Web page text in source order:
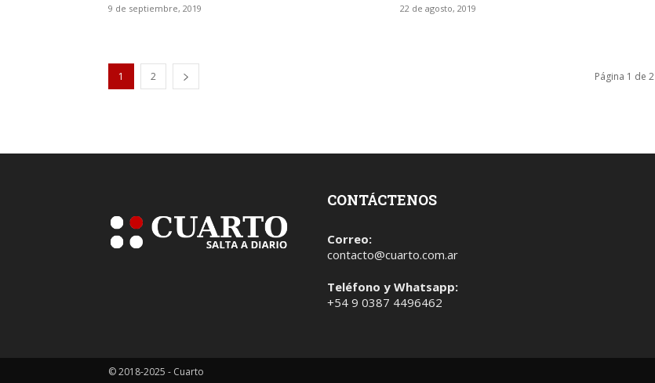
9 de septiembre, 2019 22 de agosto, 2019
1 2 Página 1 de 2
CONTÁCTENOS
Correo:
contacto@cuarto.com.ar
Teléfono y Whatsapp:
+54 9 0387 4496462
© 2018-2025 - Cuarto